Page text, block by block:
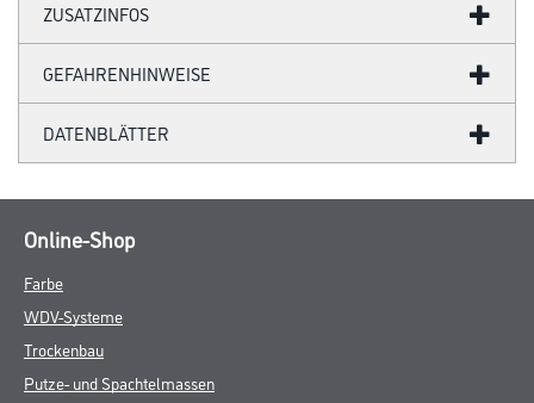
ZUSATZINFOS
GEFAHRENHINWEISE
DATENBLÄTTER
Online-Shop
Farbe
WDV-Systeme
Trockenbau
Putze- und Spachtelmassen